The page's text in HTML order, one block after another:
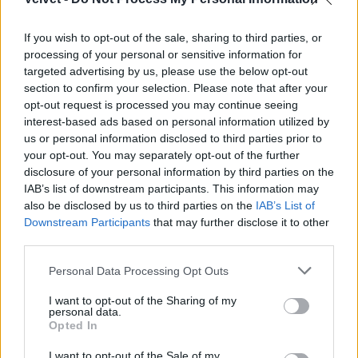
If you wish to opt-out of the sale, sharing to third parties, or
processing of your personal or sensitive information for
targeted advertising by us, please use the below opt-out
section to confirm your selection. Please note that after your
opt-out request is processed you may continue seeing
interest-based ads based on personal information utilized by
us or personal information disclosed to third parties prior to
your opt-out. You may separately opt-out of the further
disclosure of your personal information by third parties on the
IAB’s list of downstream participants. This information may
also be disclosed by us to third parties on the IAB’s List of
Downstream Participants that may further disclose it to other
Please note that this website/app uses one or more Google
not limited to your visit or usage behaviour. You may click to
grant or deny consent to Google and its third-party tags to
use your data for below specified purposes in below Google
consent section.
Personal Data Processing Opt Outs
I want to opt-out of the Sharing of my
personal data.
Opted In
Jön még kép!
2010-ben megint egy németországi versenyen
Fotó: Thomas Niedermueller / Europress / Getty